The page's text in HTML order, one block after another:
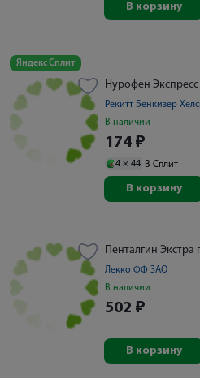
В корзину
Яндекс Сплит
Нурофен Экспресс
Рекитт Бенкизер
В наличии
174 ₽
4 × 44 В Сплит
В корзину
Пенталгин Экстра
Лекко ФФ ЗАО
В наличии
502 ₽
В корзину